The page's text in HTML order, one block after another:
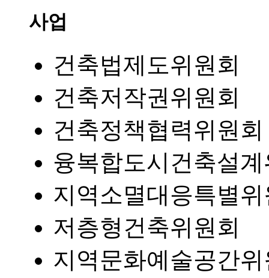
사업
건축법제도위원회
건축저작권위원회
건축정책협력위원회
융복합도시건축설
지역소멸대응특별
저층형건축위원회
지역문화예술공간